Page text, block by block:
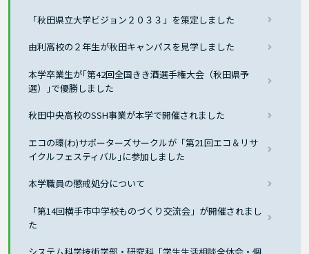
「秋田県立大学ビジョン２０３３」を策定しました
由利高校の２年生が秋田キャンパスを見学しました
本学卒業生が｢第42回全国きき酒選手権大会（秋田県予
選）｣で優勝しました
秋田中央高校のSSH事業が本学で開催されました
エコの環(わ)サポーターズサークルが「第21回エコ＆リサ
イクルフェスティバル｣に参加しました
本学職員の懲戒処分について
「第14回横手市中学校ものづくり交流会」が開催されまし
た